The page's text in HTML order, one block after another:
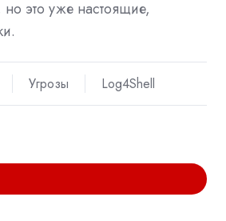
но это уже настоящие,
Угрозы Log4Shell